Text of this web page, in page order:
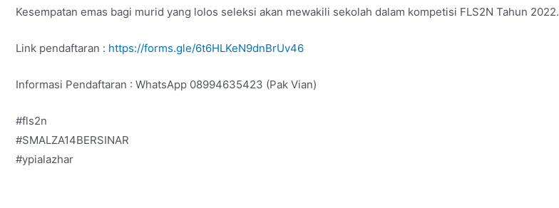
Kesempatan emas bagi murid yang lolos seleksi akan mewakili sekolah dalam kompetisi FLS2N Tahun 2022.
Link pendaftaran : https://forms.gle/6t6HLKeN9dnBrUv46
Informasi Pendaftaran : WhatsApp 08994635423 (Pak Vian)
#fls2n
#SMALZA14BERSINAR
#ypialazhar